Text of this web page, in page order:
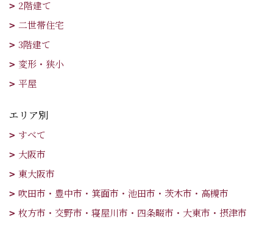
2階建て
二世帯住宅
3階建て
変形・狭小
平屋
エリア別
すべて
大阪市
東大阪市
吹田市・豊中市・箕面市・池田市・茨木市・高槻市
枚方市・交野市・寝屋川市・四条畷市・大東市・摂津市